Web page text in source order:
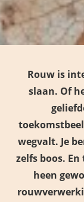
Rouw is
slaan. Of
wegvalt. Je
zelfs boos.
heen